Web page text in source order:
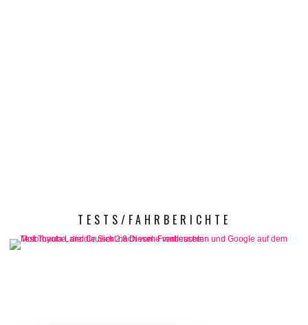
TESTS/FAHRBERICHTE